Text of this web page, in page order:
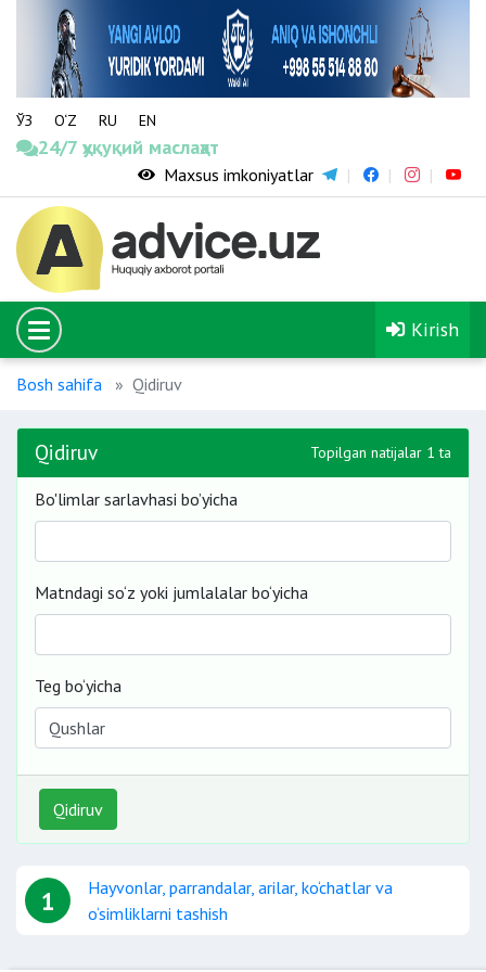
ЎЗ O‘Z RU EN
24/7 ҳуқуқий маслаҳат
Maxsus imkoniyatlar
Kirish
Bosh sahifa Qidiruv
Qidiruv Topilgan natijalar 1 ta
Bo'limlar sarlavhasi bo’yicha
Matndagi so‘z yoki jumlalalar bo‘yicha
Teg bo‘yicha
Qidiruv
1
Hayvonlar, parrandalar, arilar, ko‘chatlar va
o‘simliklarni tashish